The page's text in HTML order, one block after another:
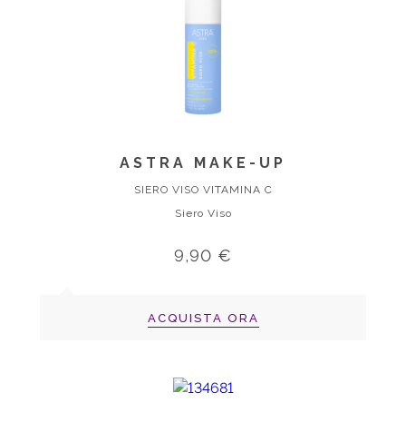
ASTRA MAKE-UP
SIERO VISO VITAMINA C
Siero Viso
9,90 €
ACQUISTA ORA